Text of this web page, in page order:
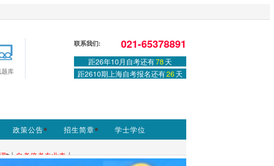
以上海教育考试院www.shmeea.edu.cn为准。
或注册|学习中心
题库
联系我们: 021-65378891
距26年10月自考还有78 天
距2610期上海自考报名还有26 天
政策公告 招生简章
学士学位
| 自考停考专业表 |